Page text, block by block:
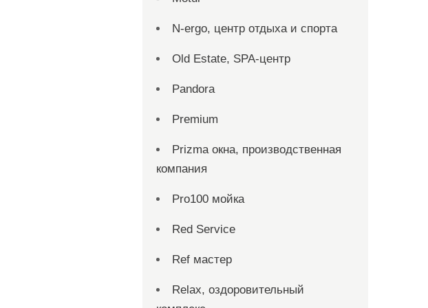
N-ergo, центр отдыха и спорта
Old Estate, SPA-центр
Pandora
Premium
Prizma окна, производственная
компания
Pro100 мойка
Red Service
Ref мастер
Relax, оздоровительный